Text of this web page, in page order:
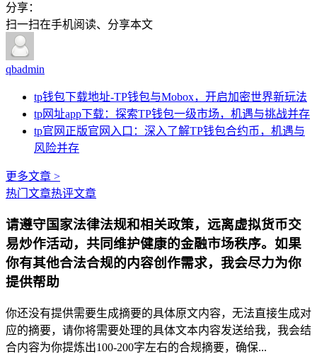
分享：
扫一扫在手机阅读、分享本文
qbadmin
tp钱包下载地址-TP钱包与Mobox，开启加密世界新玩法
tp网址app下载：探索TP钱包一级市场，机遇与挑战并存
tp官网正版官网入口：深入了解TP钱包合约币，机遇与
风险并存
更多文章 >
热门文章热评文章
请遵守国家法律法规和相关政策，远离虚拟货币交
易炒作活动，共同维护健康的金融市场秩序。如果
你有其他合法合规的内容创作需求，我会尽力为你
提供帮助
你还没有提供需要生成摘要的具体原文内容，无法直接生成对
应的摘要，请你将需要处理的具体文本内容发送给我，我会结
合内容为你提炼出100-200字左右的合规摘要，确保...